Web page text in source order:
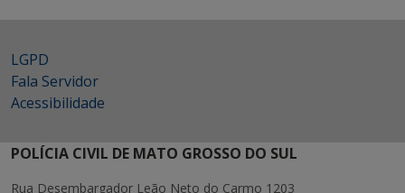
LGPD
Fala Servidor
Acessibilidade
POLÍCIA CIVIL DE MATO GROSSO DO SUL
Rua Desembargador Leão Neto do Carmo 1203